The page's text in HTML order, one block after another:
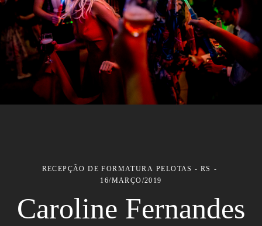
RECEPÇÃO DE FORMATURA PELOTAS - RS
16/MARÇO/2019
Caroline Fernandes